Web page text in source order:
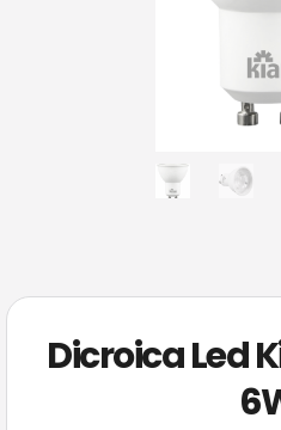
Dicroica Led